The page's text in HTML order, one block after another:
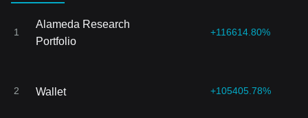
1
Alameda Research
Portfolio
+116614.80%
2 Wallet +105405.78%